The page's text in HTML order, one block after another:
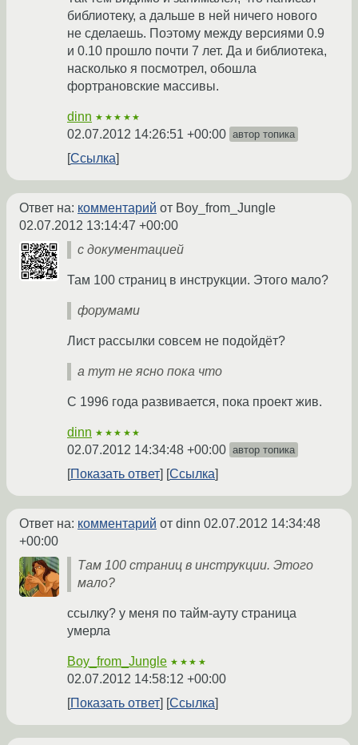
библиотеку, а дальше в ней ничего нового
не сделаешь. Поэтому между версиями 0.9
и 0.10 прошло почти 7 лет. Да и библиотека,
насколько я посмотрел, обошла
фортрановские массивы.
dinn ★★★★★
02.07.2012 14:26:51 +00:00 автор топика
Ссылка
Ответ на: комментарий от Boy_from_Jungle
02.07.2012 13:14:47 +00:00
с документацией
Там 100 страниц в инструкции. Этого мало?
форумами
Лист рассылки совсем не подойдёт?
а тут не ясно пока что
С 1996 года развивается, пока проект жив.
dinn ★★★★★
02.07.2012 14:34:48 +00:00 автор топика
Показать ответ Ссылка
Ответ на: комментарий от dinn 02.07.2012 14:34:48
+00:00
Там 100 страниц в инструкции. Этого
мало?
ссылку? у меня по тайм-ауту страница
умерла
Boy_from_Jungle ★★★★
02.07.2012 14:58:12 +00:00
Показать ответ
Ссылка